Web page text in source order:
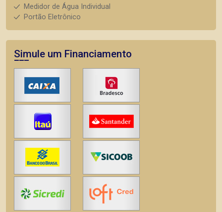
Medidor de Água Individual
Portão Eletrônico
Simule um Financiamento